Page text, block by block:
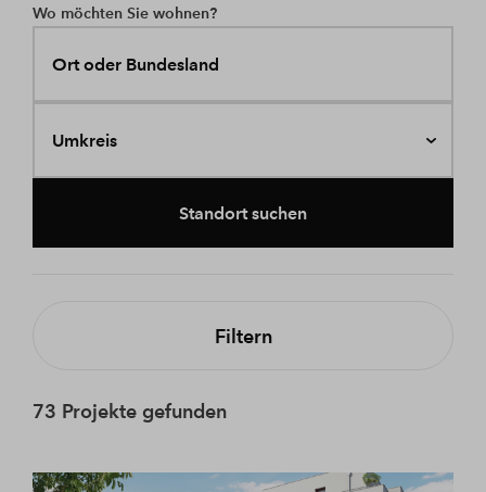
Wo möchten Sie wohnen?
Ort oder Bundesland
Umkreis
Standort suchen
Filtern
73 Projekte gefunden